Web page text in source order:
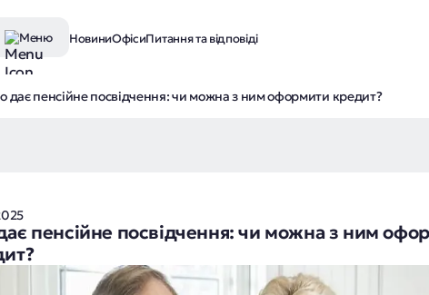
Меню НовиниОфісиПитання та відповіді
дає пенсійне посвідчення: чи можна з ним оформити кредит?
пенсійне посвідчення: чи можна з ним